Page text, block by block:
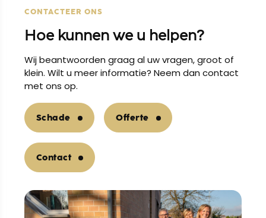
CONTACTEER ONS
Hoe kunnen we u helpen?
Wij beantwoorden graag al uw vragen, groot of
klein. Wilt u meer informatie? Neem dan contact
met ons op.
Schade Offerte
Contact